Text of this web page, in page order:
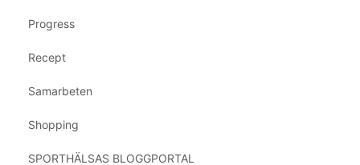
Progress
Recept
Samarbeten
Shopping
SPORTHÄLSAS BLOGGPORTAL